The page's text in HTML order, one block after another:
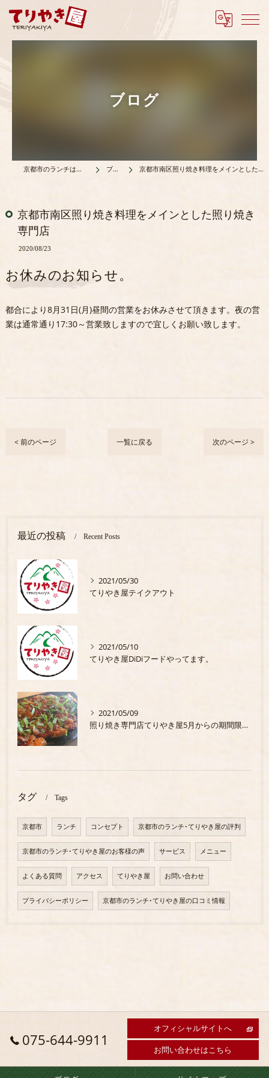
ブログ
京都市のランチはてりやき屋 ブログ 京都市南区照り焼き料理をメインとした照り焼き専門店
京都市南区照り焼き料理をメインとした照り焼き
専門店
2020/08/23
お休みのお知らせ。
都合により8月31日(月)昼間の営業をお休みさせて頂きます。夜の営
業は通常通り17:30～営業致しますので宜しくお願い致します。
< 前のページ 一覧に戻る 次のページ >
最近の投稿 Recent Posts
2021/05/30
てりやき屋テイクアウト
2021/05/10
てりやき屋DiDiフードやってます。
2021/05/09
照り焼き専門店てりやき屋5月からの期間限定商品
タグ Tags
京都市 ランチ コンセプト 京都市のランチ･てりやき屋の評判
京都市のランチ･てりやき屋のお客様の声 サービス メニュー
よくある質問 アクセス てりやき屋 お問い合わせ
プライバシーポリシー 京都市のランチ･てりやき屋の口コミ情報
075-644-9911
オフィシャルサイトへ
お問い合わせはこちら